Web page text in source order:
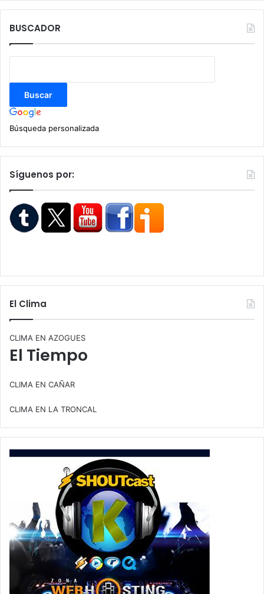
BUSCADOR
Búsqueda personalizada
Síguenos por:
El Clima
CLIMA EN AZOGUES
El Tiempo
CLIMA EN CAÑAR
CLIMA EN LA TRONCAL